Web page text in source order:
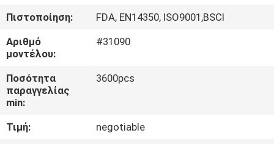
ΣΧΕΤΙΚΆ
ΜΕ
ΕΜΆΣ
ΓΎΡΟΣ
ΕΡΓΟΣΤΑΣΊΩΝ
Πιστοποίηση:
FDA, EN14350, ISO9001,BSCI
Αριθμό
μοντέλου:
#31090
Ποσότητα
παραγγελίας
min:
3600pcs
Τιμή:
negotiable